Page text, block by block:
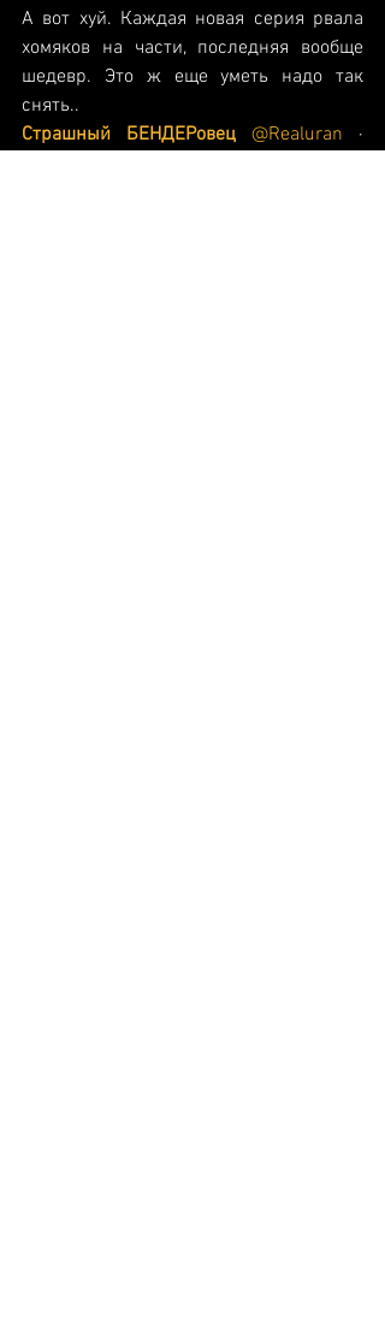
А вот хуй. Каждая новая серия рвала
хомяков на части, последняя вообще
шедевр. Это ж еще уметь надо так
снять..
Страшный БЕНДЕРовец
@Realuran ·